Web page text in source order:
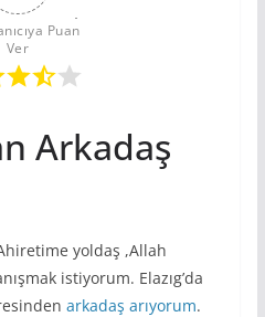
Puan
Ver
Arkadaş
yoldaş ,Allah
istiyorum. Elazıg’da
arkadaş arıyorum.